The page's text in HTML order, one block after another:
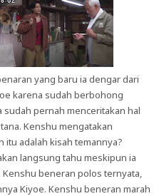
yang baru ia dengar dari
karena sudah berbohong
sudah pernah menceritakan hal
Kenshu mengatakan
itu adalah kisah temannya?
langsung tahu meskipun ia
beneran polos ternyata,
Kiyoe. Kenshu beneran marah